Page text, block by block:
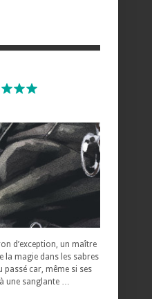
d’exception, un maître
la magie dans les sabres
passé car, même si ses
une sanglante …